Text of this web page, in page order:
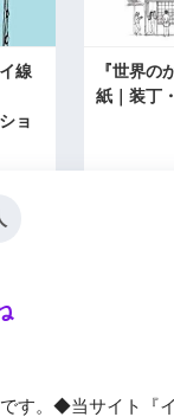
線
ョ
『世界の
紙｜装丁
す。◆当サイト『